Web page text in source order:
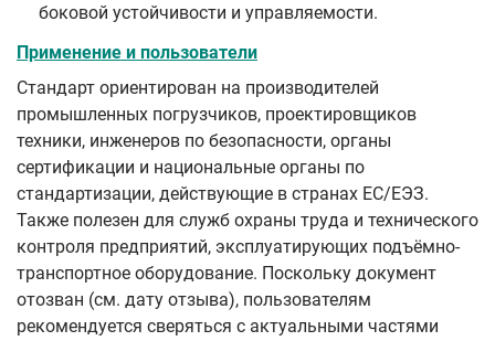
боковой устойчивости и управляемости.
Применение и пользователи
Стандарт ориентирован на производителей
промышленных погрузчиков, проектировщиков
техники, инженеров по безопасности, органы
сертификации и национальные органы по
стандартизации, действующие в странах ЕС/ЕЭЗ.
Также полезен для служб охраны труда и технического
контроля предприятий, эксплуатирующих подъёмно-
транспортное оборудование. Поскольку документ
отозван (см. дату отзыва), пользователям
рекомендуется сверяться с актуальными частями